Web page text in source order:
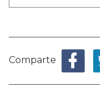
Comparte